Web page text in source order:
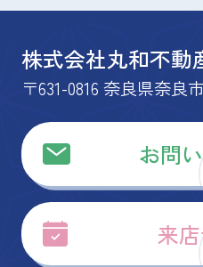
株式会社丸和不動
〒631-0816 奈良県奈良
お問
来